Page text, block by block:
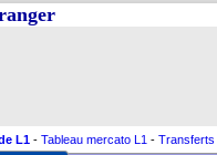
L1 - Tableau mercato L1 - Transferts
des Lensois sur Al-Khelaïfi
en Ligue 1 !
plus pour Arcus (officiel)